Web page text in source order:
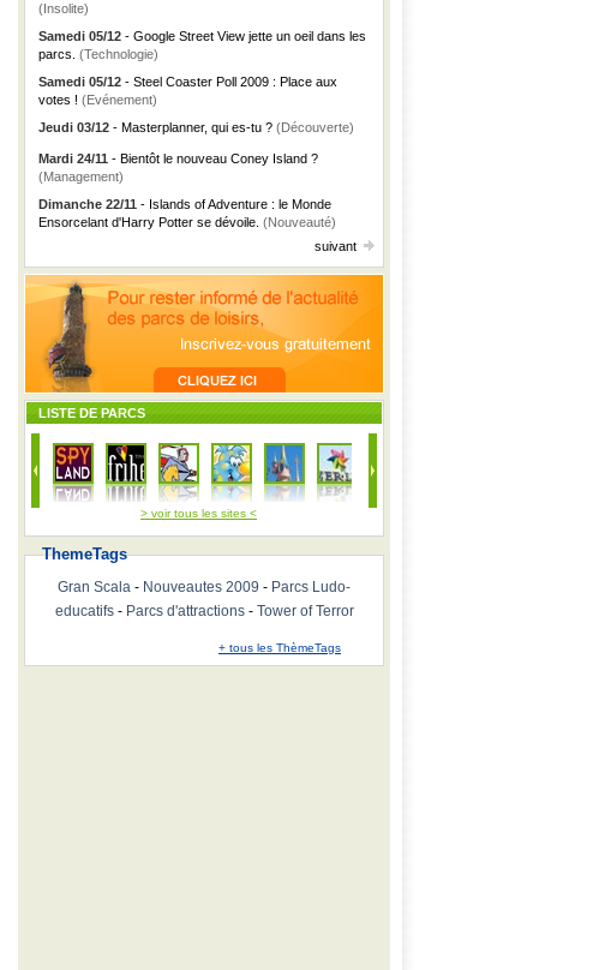
(Insolite)
Samedi 05/12 - Google Street View jette un oeil dans les
parcs. (Technologie)
Samedi 05/12 - Steel Coaster Poll 2009 : Place aux
votes ! (Evénement)
Jeudi 03/12 - Masterplanner, qui es-tu ? (Découverte)
Mardi 24/11 - Bientôt le nouveau Coney Island ?
(Management)
Dimanche 22/11 - Islands of Adventure : le Monde
Ensorcelant d'Harry Potter se dévoile. (Nouveauté)
suivant
LISTE DE PARCS
> voir tous les sites <
ThemeTags
Gran Scala - Nouveautes 2009 - Parcs Ludo-
educatifs- Parcs d'attractions- Tower of Terror
+ tous les ThèmeTags